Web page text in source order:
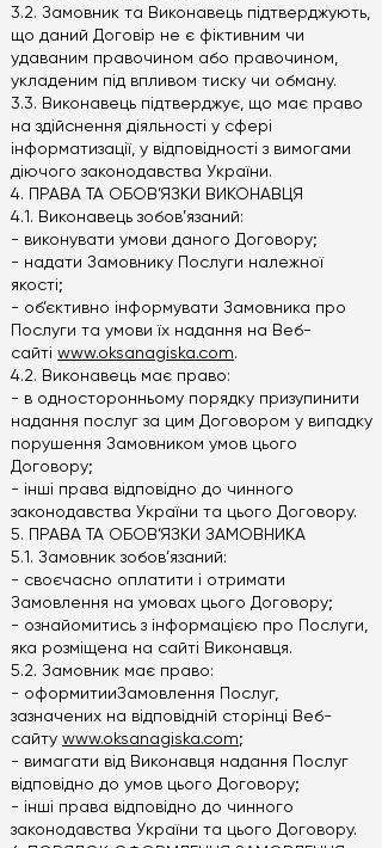
3.2. Замовник та Виконавець підтверджують,
що даний Договір не є фіктивним чи
удаваним правочином або правочином,
укладеним під впливом тиску чи обману.
3.3. Виконавець підтверджує, що має право
на здійснення діяльності у сфері
інформатизації, у відповідності з вимогами
діючого законодавства України.
4. ПРАВА ТА ОБОВ’ЯЗКИ ВИКОНАВЦЯ
4.1. Виконавець зобов’язаний:
- виконувати умови даного Договору;
- надати Замовнику Послуги належної
якості;
- об’єктивно інформувати Замовника про
Послуги та умови їх надання на Веб-
сайті www.oksanagiska.com.
4.2. Виконавець має право:
- в односторонньому порядку призупинити
надання послуг за цим Договором у випадку
порушення Замовником умов цього
Договору;
- інші права відповідно до чинного
законодавства України та цього Договору.
5. ПРАВА ТА ОБОВ’ЯЗКИ ЗАМОВНИКА
5.1. Замовник зобов’язаний:
- своєчасно оплатити і отримати
Замовлення на умовах цього Договору;
- ознайомитись з інформацією про Послуги,
яка розміщена на сайті Виконавця.
5.2. Замовник має право:
- оформитииЗамовлення Послуг,
зазначених на відповідній сторінці Веб-
сайту www.oksanagiska.com;
- вимагати від Виконавця надання Послуг
відповідно до умов цього Договору;
- інші права відповідно до чинного
законодавства України та цього Договору.